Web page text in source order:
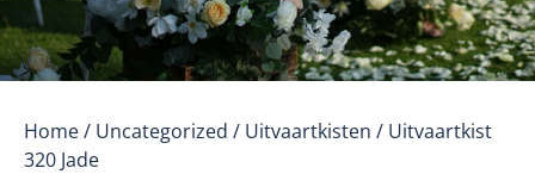
Home/ Uncategorized / Uitvaartkisten / Uitvaartkist
320 Jade